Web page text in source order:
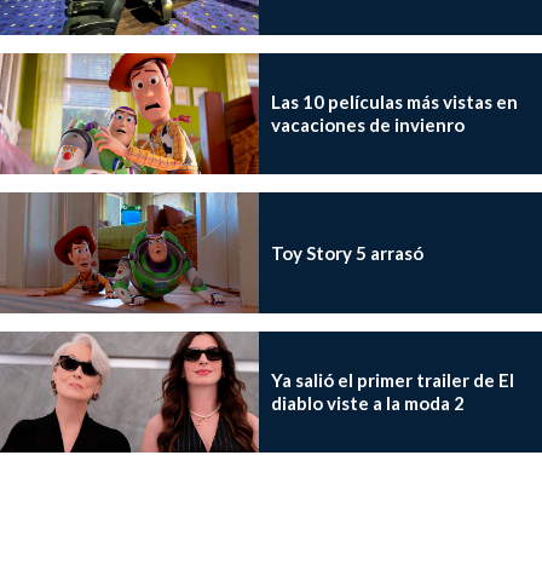
Las 10 películas más vistas en
vacaciones de invienro
Toy Story 5 arrasó
Ya salió el primer trailer de El
diablo viste a la moda 2